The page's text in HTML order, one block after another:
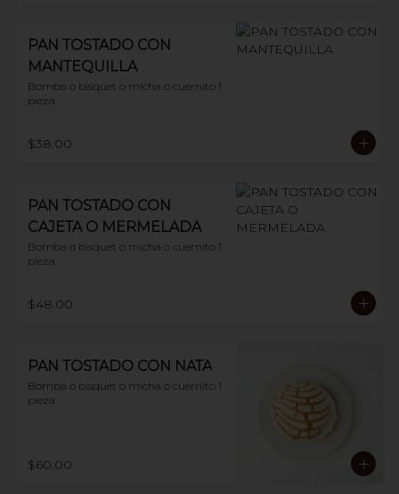
PAN TOSTADO CON
MANTEQUILLA
Bomba o bisquet o micha o cuernito 1
pieza.
$38.00
PAN TOSTADO CON
CAJETA O MERMELADA
Bomba o bisquet o micha o cuernito 1
pieza.
$48.00
PAN TOSTADO CON NATA
Bomba o bisquet o micha o cuernito 1
pieza.
$60.00